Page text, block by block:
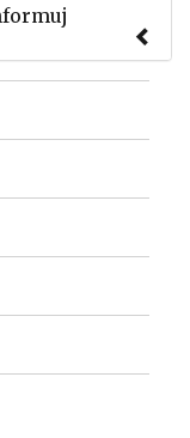
informację o